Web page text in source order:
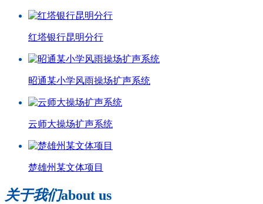
红塔银行昆明分行
昭通某小学风雨操场扩声系统
云师大操场扩声系统
楚雄州某文体项目
关于我们about us